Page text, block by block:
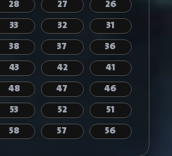
26
27
28
31
32
33
36
37
38
41
42
43
46
47
48
51
52
53
56
57
58